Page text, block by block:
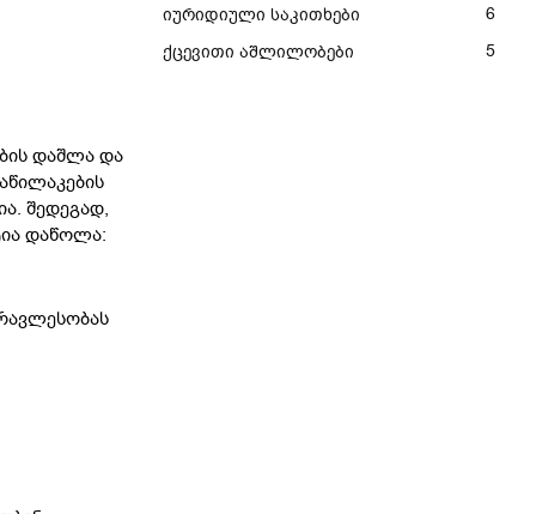
დაშლა და
შედეგად,
დაწოლა:
იურიდიული საკითხები
6
ქცევითი აშლილობები
5